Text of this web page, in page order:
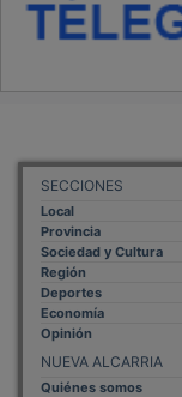
SECCIONES
Local
Provincia
Sociedad y Cultura
Región
Deportes
Economía
Opinión
NUEVA ALCARRIA
Quiénes somos